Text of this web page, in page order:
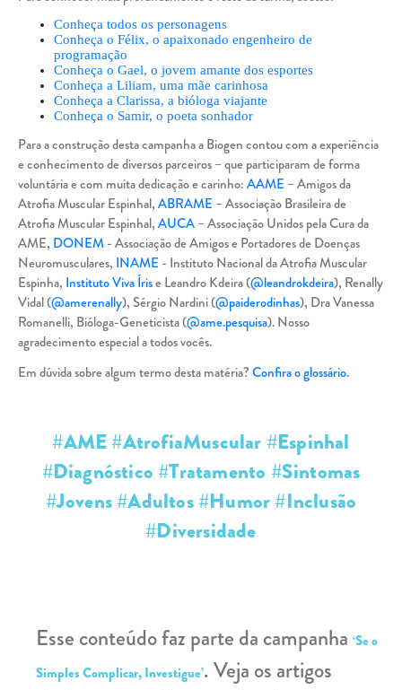
Conheça todos os personagens
Conheça o Félix, o apaixonado engenheiro de
programação
Conheça o Gael, o jovem amante dos esportes
Conheça a Liliam, uma mãe carinhosa
Conheça a Clarissa, a bióloga viajante
Conheça o Samir, o poeta sonhador
Para a construção desta campanha a Biogen contou com a experiência
e conhecimento de diversos parceiros – que participaram de forma
voluntária e com muita dedicação e carinho:AAME – Amigos da
Atrofia Muscular Espinhal,ABRAME – Associação Brasileira de
Atrofia Muscular Espinhal,AUCA– Associação Unidos pela Cura da
AME, DONEM- Associação de Amigos e Portadores de Doenças
Neuromusculares, INAME - Instituto Nacional da Atrofia Muscular
Espinha, Instituto Viva Írise Leandro Kdeira (@leandrokdeira), Renally
Vidal (@amerenally), Sérgio Nardini (@paiderodinhas), Dra Vanessa
Romanelli, Bióloga-Geneticista (@ame.pesquisa). Nosso
agradecimento especial a todos vocês.
Em dúvida sobre algum termo desta matéria?Confira o glossário.
#AME #AtrofiaMuscular #Espinhal
#Diagnóstico #Tratamento #Sintomas
#Jovens #Adultos #Humor #Inclusão
#Diversidade
Esse conteúdo faz parte da campanha ‘Se o
Simples Complicar, Investigue’. Veja os artigos